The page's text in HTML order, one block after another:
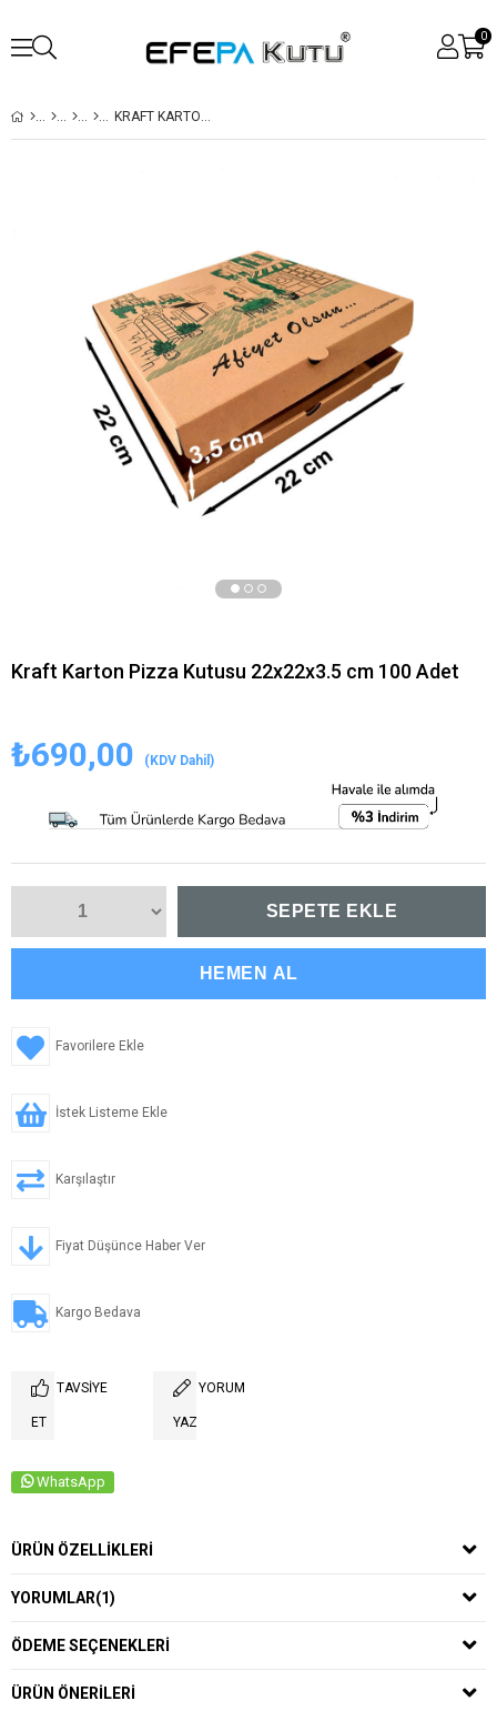
0
KRAFT KARTON PIZZA KUTUSU 22X22X3.5 CM 100 ADET
Kraft Karton Pizza Kutusu 22x22x3.5 cm 100 Adet
₺690,00 (KDV Dahil)
Favorilere Ekle
İstek Listeme Ekle
Karşılaştır
Fiyat Düşünce Haber Ver
Kargo Bedava
TAVSIYE
ET
YORUM
YAZ
WhatsApp
ÜRÜN ÖZELLIKLERI
YORUMLAR(1)
ÖDEME SEÇENEKLERI
ÜRÜN ÖNERILERI